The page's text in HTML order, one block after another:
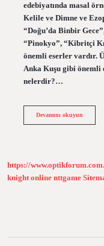
edebiyatında masal
Kelile ve Dimne ve
“Doğu’da Binbir
“Pinokyo”, “Kibritçi
önemli eserler vardır.
Anka Kuşu gibi önemli
nelerdir?…
Devamını okuyunDünyaca
https://
knight online nttgame